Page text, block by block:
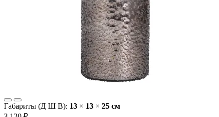
Габариты (Д Ш В): 13 × 13 × 25 cм